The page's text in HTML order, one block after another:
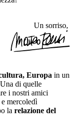
Un sorriso,
Europa in un
di quelle
i nostri amici
mercoledì
la relazione del